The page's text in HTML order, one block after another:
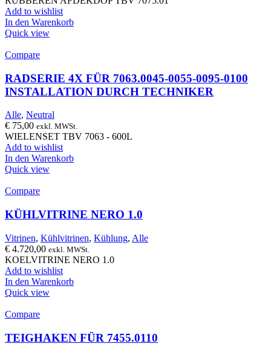
Add to wishlist
In den Warenkorb
Quick view
Compare
RADSERIE 4X FÜR 7063.0045-0055-0095-0100
INSTALLATION DURCH TECHNIKER
Alle, Neutral
€ 75,00 exkl. MWSt.
WIELENSET TBV 7063 - 600L
Add to wishlist
In den Warenkorb
Quick view
Compare
KÜHLVITRINE NERO 1.0
Vitrinen, Kühlvitrinen, Kühlung, Alle
€ 4.720,00 exkl. MWSt.
KOELVITRINE NERO 1.0
Add to wishlist
In den Warenkorb
Quick view
Compare
TEIGHAKEN FÜR 7455.0110